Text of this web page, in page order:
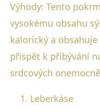
Výhody: Tento
vysokému obsahu
kalorický a
přispět k přibývání
srdcových
Leberkäse